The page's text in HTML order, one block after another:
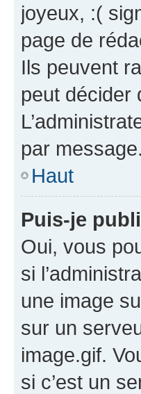
joyeux, :(
page de
Ils peuvent
peut décider
par message.
Haut
Puis-je
Oui, vous
si
une image
sur un
image.gif.
si c’est un